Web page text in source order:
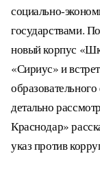
социально-
государствами.
новый корпус
«Сириус» и
детально
Краснодар»
указ против